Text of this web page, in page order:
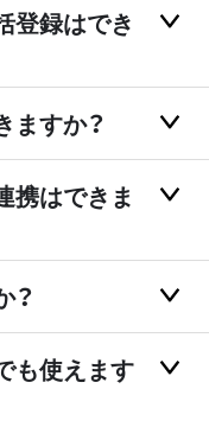
登録はでき
ますか？
携はできま
？
も使えます